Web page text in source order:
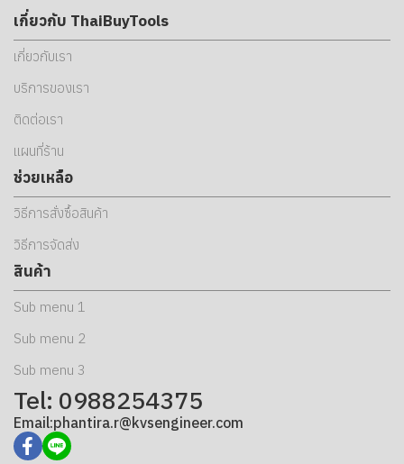
เกี่ยวกับ ThaiBuyTools
เกี่ยวกับเรา
บริการของเรา
ติดต่อเรา
แผนที่ร้าน
ช่วยเหลือ
วิธีการสั่งซื้อสินค้า
วิธีการจัดส่ง
สินค้า
Sub menu 1
Sub menu 2
Sub menu 3
Tel: 0988254375
Email:phantira.r@kvsengineer.com